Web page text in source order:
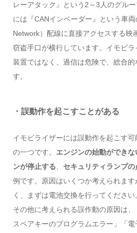
レーアタック』という2～3人のグル
には『CANインベーダー』という車
Network）配線に直接アクセスする映
窃盗手口が横行しています。イモビ
装置ではなく、過信は危険で、総合
す。
・誤動作を起こすことがある
イモビライザーには誤動作を起こす
の一つです。 エンジンの始動ができな
ンが停止する
セキュリティランプの
例です。原因はいくつか考えられま
く、まずは電池交換を行ってください
その他に考えられる誤作動の原因は
スペアキーのプログラムエラー」「電